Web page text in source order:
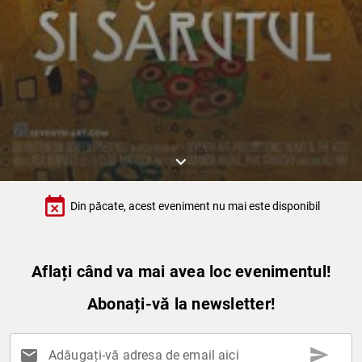
keyboard_arrow_down
event_busy Din păcate, acest eveniment nu mai este disponibil
Aflați când va mai avea loc evenimentul!
Abonați-vă la newsletter!
mail Adăugați-vă adresa de email aici send